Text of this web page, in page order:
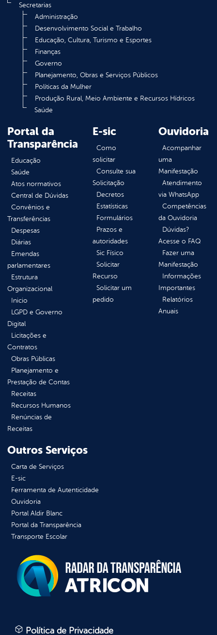
Secretarias
Administração
Desenvolvimento Social e Trabalho
Educação, Cultura, Turismo e Esportes
Finanças
Governo
Planejamento, Obras e Serviços Públicos
Políticas da Mulher
Produção Rural, Meio Ambiente e Recursos Hídricos
Saúde
Portal da
Transparência
Educação
Saúde
Atos normativos
Central de Dúvidas
Convênios e
Transferências
Despesas
Diárias
Emendas
parlamentares
Estrutura
Organizacional
Inicio
LGPD e Governo
Digital
Licitações e
Contratos
Obras Públicas
Planejamento e
Prestação de Contas
Receitas
Recursos Humanos
Renúncias de
Receitas
E-sic
Como
solicitar
Consulte sua
Solicitação
Decretos
Estatísticas
Formulários
Prazos e
autoridades
Sic Físico
Solicitar
Recurso
Solicitar um
pedido
Ouvidoria
Acompanhar
uma
Manifestação
Atendimento
via WhatsApp
Competências
da Ouvidoria
Dúvidas?
Acesse o FAQ
Fazer uma
Manifestação
Informações
Importantes
Relatórios
Anuais
Outros Serviços
Carta de Serviços
E-sic
Ferramenta de Autenticidade
Ouvidoria
Portal Aldir Blanc
Portal da Transparência
Transporte Escolar
Política de Privacidade